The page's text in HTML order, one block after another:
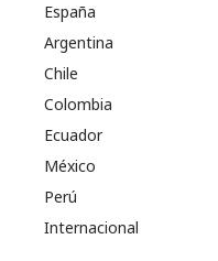
España
Argentina
Chile
Colombia
Ecuador
México
Perú
Internacional